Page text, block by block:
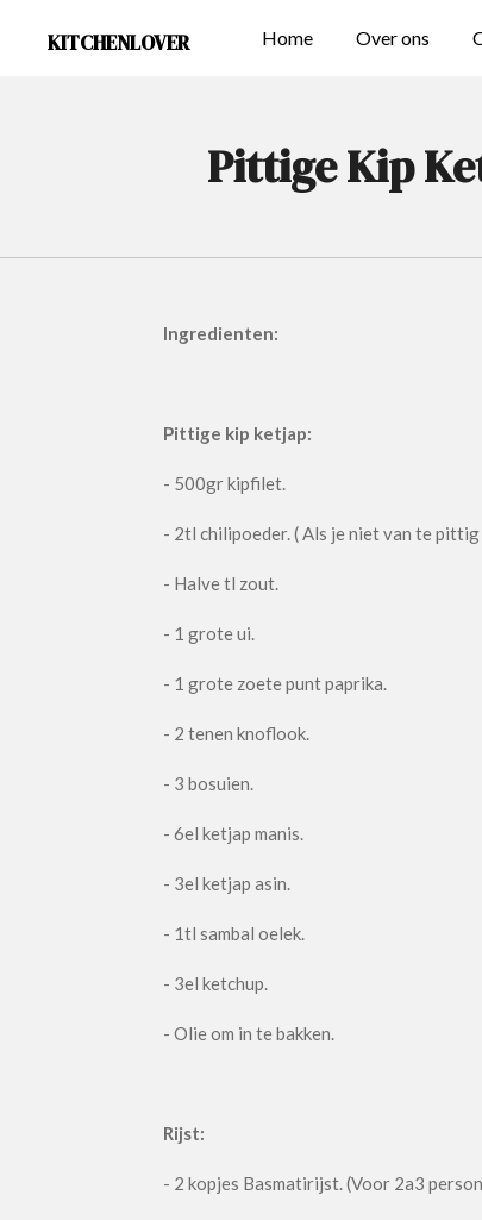
KITCHENLOVER Home Over ons
Pittige Kip
Ingredienten:
Pittige kip ketjap:
- 500gr kipfilet.
- 2tl chilipoeder. ( Als je niet van te
- Halve tl zout.
- 1 grote ui.
- 1 grote zoete punt paprika.
- 2 tenen knoflook.
- 3 bosuien.
- 6el ketjap manis.
- 3el ketjap asin.
- 1tl sambal oelek.
- 3el ketchup.
- Olie om in te bakken.
Rijst:
- 2 kopjes Basmatirijst. (Voor 2a3